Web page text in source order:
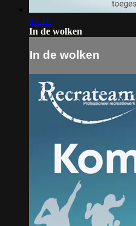
03:16
In de wolken
In de wolken